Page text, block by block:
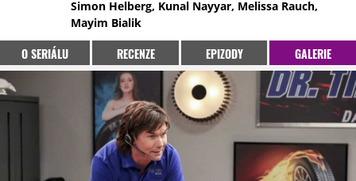
TRAILERY
GALERIE
DISKUZE
STATISTIKY
Simon Helberg, Kunal Nayyar, Melissa Rauch,
Mayim Bialik
O SERIÁLU RECENZE EPIZODY GALERIE